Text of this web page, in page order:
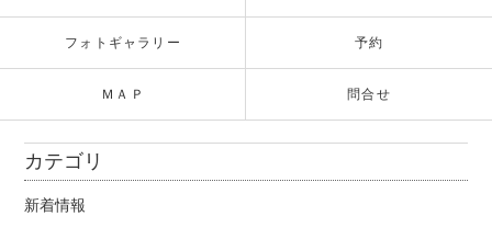
フォトギャラリー 予約
ＭＡＰ 問合せ
カテゴリ
新着情報